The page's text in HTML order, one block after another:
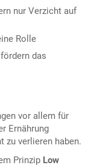
nur Verzicht auf
Rolle
das
vor allem für
Ernährung
zu verlieren haben.
Prinzip Low